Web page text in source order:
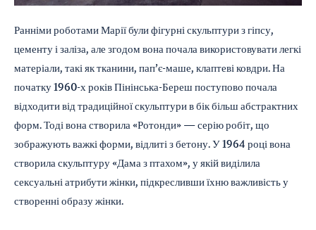
Ранніми роботами Марії були фігурні скульптури з гіпсу,
цементу і заліза, але згодом вона почала використовувати легкі
матеріали, такі як тканини, пап’є-маше, клаптеві ковдри. На
початку 1960-х років Пінінська-Береш поступово почала
відходити від традиційної скульптури в бік більш абстрактних
форм. Тоді вона створила «Ротонди» — серію робіт, що
зображують важкі форми, відлиті з бетону. У 1964 році вона
створила скульптуру «Дама з птахом», у якій виділила
сексуальні атрибути жінки, підкресливши їхню важливість у
створенні образу жінки.